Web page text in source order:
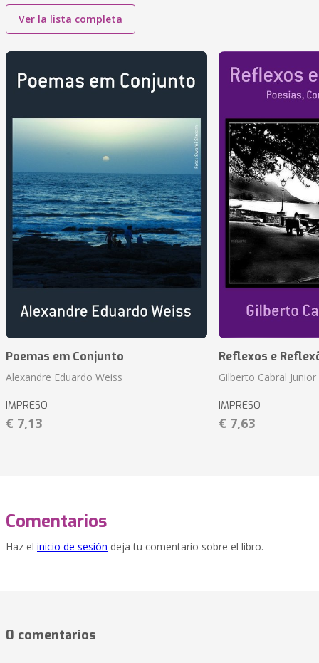
Ver la lista completa
Poemas em Conjunto
Alexandre Eduardo Weiss
IMPRESO
€ 7,13
Reflexos e
Gilberto Cabral Junior
IMPRESO
€ 7,63
Comentarios
Haz el inicio de sesión deja tu comentario sobre el libro.
0 comentarios